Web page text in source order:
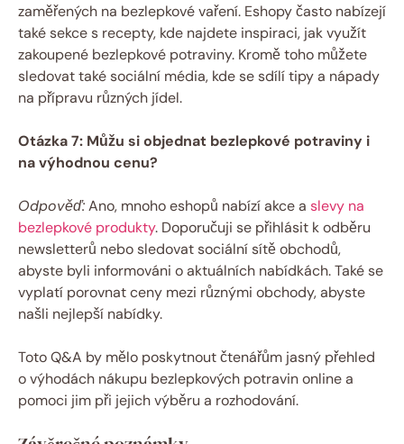
zaměřených na bezlepkové vaření. Eshopy často nabízejí
také sekce s ​recepty, kde‌ najdete⁢ inspiraci, jak ‌využít
zakoupené bezlepkové ‌potraviny. Kromě toho ​můžete
sledovat také sociální média,​ kde se sdílí tipy a nápady
na přípravu⁢ různých jídel.
Otázka 7: Můžu si objednat ‌bezlepkové potraviny i
na výhodnou ⁤cenu?
Odpověď:Ano, mnoho eshopů nabízí akce a slevy na
bezlepkové produkty. Doporučuji se přihlásit k odběru
newsletterů nebo⁤ sledovat sociální⁢ sítě obchodů, ​
abyste⁣ byli ⁢informováni o aktuálních ​nabídkách. Také ‌se
​vyplatí porovnat ceny​ mezi různými‍ obchody, abyste
našli nejlepší ⁢nabídky.
Toto Q&A by mělo poskytnout čtenářům jasný přehled
o výhodách nákupu bezlepkových potravin online a​
pomoci jim při jejich výběru⁤ a rozhodování.